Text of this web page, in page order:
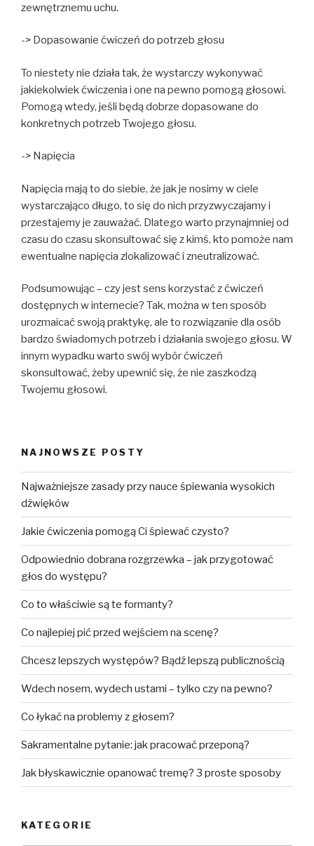
zewnętrznemu uchu.
-> Dopasowanie ćwiczeń do potrzeb głosu
To niestety nie działa tak, że wystarczy wykonywać
jakiekolwiek ćwiczenia i one na pewno pomogą głosowi.
Pomogą wtedy, jeśli będą dobrze dopasowane do
konkretnych potrzeb Twojego głosu.
-> Napięcia
Napięcia mają to do siebie, że jak je nosimy w ciele
wystarczająco długo, to się do nich przyzwyczajamy i
przestajemy je zauważać. Dlatego warto przynajmniej od
czasu do czasu skonsultować się z kimś, kto pomoże nam
ewentualne napięcia zlokalizować i zneutralizować.
Podsumowując – czy jest sens korzystać z ćwiczeń
dostępnych w internecie? Tak, można w ten sposób
urozmaicać swoją praktykę, ale to rozwiązanie dla osób
bardzo świadomych potrzeb i działania swojego głosu. W
innym wypadku warto swój wybór ćwiczeń
skonsultować, żeby upewnić się, że nie zaszkodzą
Twojemu głosowi.
NAJNOWSZE POSTY
Najważniejsze zasady przy nauce śpiewania wysokich
dźwięków
Jakie ćwiczenia pomogą Ci śpiewać czysto?
Odpowiednio dobrana rozgrzewka – jak przygotować
głos do występu?
Co to właściwie są te formanty?
Co najlepiej pić przed wejściem na scenę?
Chcesz lepszych występów? Bądź lepszą publicznością
Wdech nosem, wydech ustami – tylko czy na pewno?
Co łykać na problemy z głosem?
Sakramentalne pytanie: jak pracować przeponą?
Jak błyskawicznie opanować tremę? 3 proste sposoby
KATEGORIE